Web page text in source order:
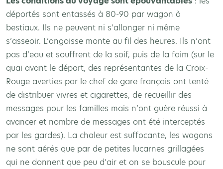
déportés sont entassés à 80-90 par wagon à
bestiaux. Ils ne peuvent ni s’allonger ni même
s’asseoir. L’angoisse monte au fil des heures. Ils n’ont
pas d’eau et souffrent de la soif, puis de la faim (sur le
quai avant le départ, des représentantes de la Croix-
Rouge averties par le chef de gare français ont tenté
de distribuer vivres et cigarettes, de recueillir des
messages pour les familles mais n’ont guère réussi à
avancer et nombre de messages ont été interceptés
par les gardes). La chaleur est suffocante, les wagons
ne sont aérés que par de petites lucarnes grillagées
qui ne donnent que peu d’air et on se bouscule pour